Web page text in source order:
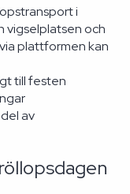
i
vigselplatsen och
plattformen kan
till festen
av